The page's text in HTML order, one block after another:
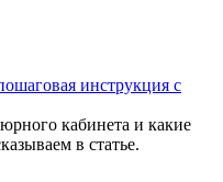
инструкция с
кабинета и какие
в статье.